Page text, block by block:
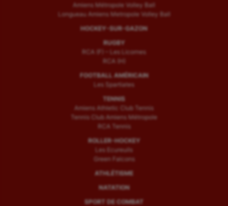
Amiens Métropole Volley Ball
Longueau Amiens Metropole Volley Ball
HOCKEY-SUR-GAZON
RUGBY
RCA (F) – Les Licornes
RCA (H)
FOOTBALL AMÉRICAIN
Les Spartiates
TENNIS
Amiens Athletic Club Tennis
Tennis Club Amiens Métropole
RCA Tennis
ROLLER-HOCKEY
Les Ecureuils
Green Falcons
ATHLÉTISME
NATATION
SPORT DE COMBAT